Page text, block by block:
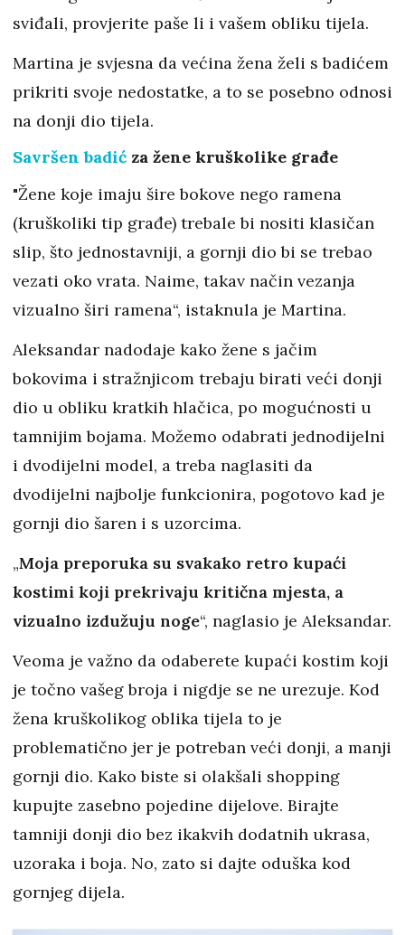
sviđali, provjerite paše li i vašem obliku tijela.
Martina je svjesna da većina žena želi s badićem
prikriti svoje nedostatke, a to se posebno odnosi
na donji dio tijela.
Savršen badić za žene kruškolike građe
"Žene koje imaju šire bokove nego ramena
(kruškoliki tip građe) trebale bi nositi klasičan
slip, što jednostavniji, a gornji dio bi se trebao
vezati oko vrata. Naime, takav način vezanja
vizualno širi ramena“, istaknula je Martina.
Aleksandar nadodaje kako žene s jačim
bokovima i stražnjicom trebaju birati veći donji
dio u obliku kratkih hlačica, po mogućnosti u
tamnijim bojama. Možemo odabrati jednodijelni
i dvodijelni model, a treba naglasiti da
dvodijelni najbolje funkcionira, pogotovo kad je
gornji dio šaren i s uzorcima.
„Moja preporuka su svakako retro kupaći
kostimi koji prekrivaju kritična mjesta, a
vizualno izdužuju noge“, naglasio je Aleksandar.
Veoma je važno da odaberete kupaći kostim koji
je točno vašeg broja i nigdje se ne urezuje. Kod
žena kruškolikog oblika tijela to je
problematično jer je potreban veći donji, a manji
gornji dio. Kako biste si olakšali shopping
kupujte zasebno pojedine dijelove. Birajte
tamniji donji dio bez ikakvih dodatnih ukrasa,
uzoraka i boja. No, zato si dajte oduška kod
gornjeg dijela.